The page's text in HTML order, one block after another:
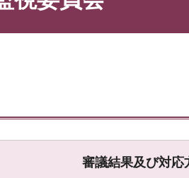
審議結果及び対応